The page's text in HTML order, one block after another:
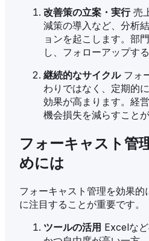
改善策の立案・実行売
減策の導入など、分析
ョンを起こします。部
し、フォローアップす
継続的なサイクルフォ
わりではなく、定期的
効果が高まります。経
機会損失を減らすことが
フォーキャスト管
めには
フォーキャスト管理を効果
に注目することが重要です。
ツールの活用 Excelな